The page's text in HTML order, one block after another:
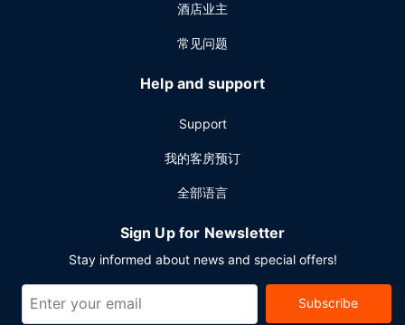
酒店业主
常见问题
Help and support
Support
我的客房预订
全部语言
Sign Up for Newsletter
Stay informed about news and special offers!
Subscribe